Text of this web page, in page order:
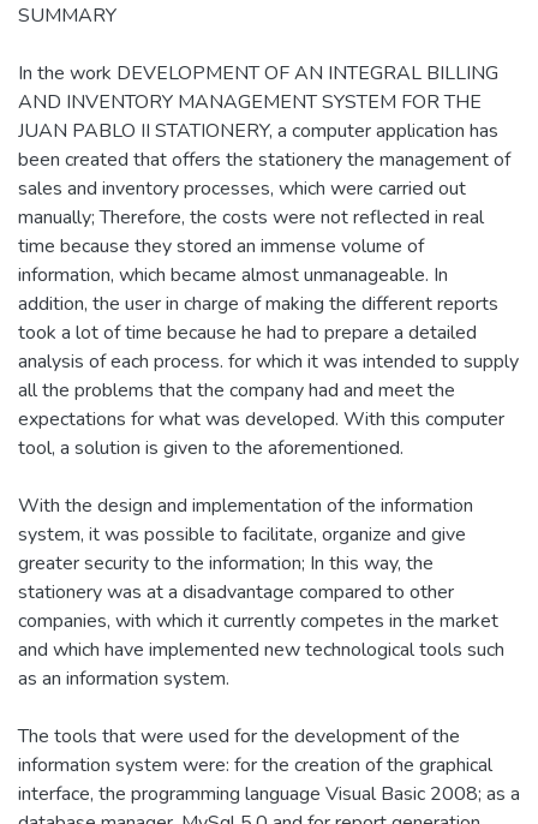
SUMMARY
In the work DEVELOPMENT OF AN INTEGRAL BILLING
AND INVENTORY MANAGEMENT SYSTEM FOR THE
JUAN PABLO II STATIONERY, a computer application has
been created that offers the stationery the management of
sales and inventory processes, which were carried out
manually; Therefore, the costs were not reflected in real
time because they stored an immense volume of
information, which became almost unmanageable. In
addition, the user in charge of making the different reports
took a lot of time because he had to prepare a detailed
analysis of each process. for which it was intended to supply
all the problems that the company had and meet the
expectations for what was developed. With this computer
tool, a solution is given to the aforementioned.
With the design and implementation of the information
system, it was possible to facilitate, organize and give
greater security to the information; In this way, the
stationery was at a disadvantage compared to other
companies, with which it currently competes in the market
and which have implemented new technological tools such
as an information system.
The tools that were used for the development of the
information system were: for the creation of the graphical
interface, the programming language Visual Basic 2008; as a